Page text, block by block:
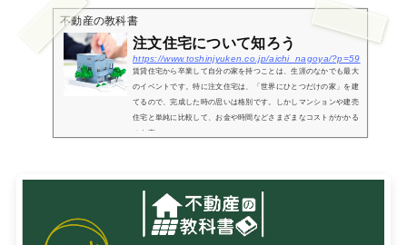
ウスメ...
不動産の教科書
注文住宅について知ろう
https://www.toshinjyuken.co.jp/aichi_nagoya/?p=59
賃貸住宅から卒業して自分の家を持つことは、生涯のなかでも最大
のイベントです。特に注文住宅は、「世界にひとつだけの家」を建
てるので、完成した時の思いは格別です。しかしマンションや建売
住宅と単純に比較して、お金や時間などさまざまなコストがかかる
のも事...